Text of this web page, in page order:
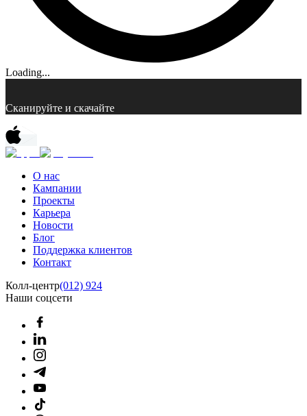
Loading...
Сканируйте и скачайте
О нас
Кампании
Проекты
Карьера
Новости
Блог
Поддержка клиентов
Контакт
Колл-центр(012) 924
Наши соцсети